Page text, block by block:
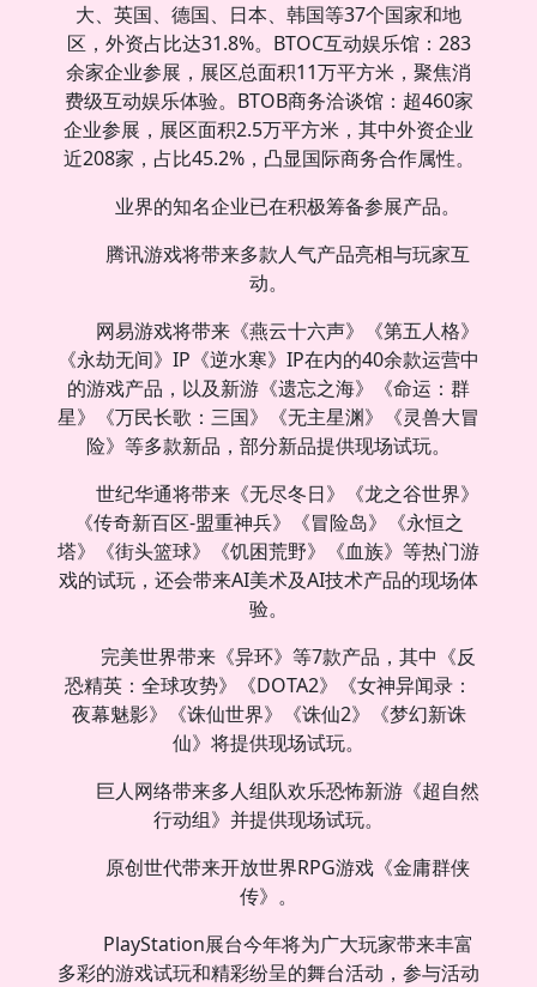
大、英国、德国、日本、韩国等37个国家和地
区，外资占比达31.8%。BTOC互动娱乐馆：283
余家企业参展，展区总面积11万平方米，聚焦消
费级互动娱乐体验。BTOB商务洽谈馆：超460家
企业参展，展区面积2.5万平方米，其中外资企业
近208家，占比45.2%，凸显国际商务合作属性。
业界的知名企业已在积极筹备参展产品。
腾讯游戏将带来多款人气产品亮相与玩家互
动。
网易游戏将带来《燕云十六声》《第五人格》
《永劫无间》IP《逆水寒》IP在内的40余款运营中
的游戏产品，以及新游《遗忘之海》《命运：群
星》《万民长歌：三国》《无主星渊》《灵兽大冒
险》等多款新品，部分新品提供现场试玩。
世纪华通将带来《无尽冬日》《龙之谷世界》
《传奇新百区-盟重神兵》《冒险岛》《永恒之
塔》《街头篮球》《饥困荒野》《血族》等热门游
戏的试玩，还会带来AI美术及AI技术产品的现场体
验。
完美世界带来《异环》等7款产品，其中《反
恐精英：全球攻势》《DOTA2》《女神异闻录：
夜幕魅影》《诛仙世界》《诛仙2》《梦幻新诛
仙》将提供现场试玩。
巨人网络带来多人组队欢乐恐怖新游《超自然
行动组》并提供现场试玩。
原创世代带来开放世界RPG游戏《金庸群侠
传》。
PlayStation展台今年将为广大玩家带来丰富
多彩的游戏试玩和精彩纷呈的舞台活动，参与活动